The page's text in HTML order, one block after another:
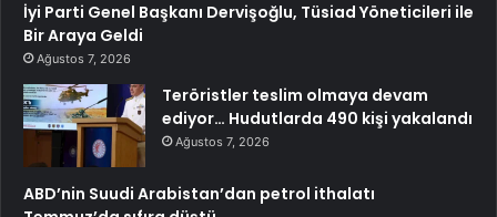
İyi Parti Genel Başkanı Dervişoğlu, Tüsiad Yöneticileri ile
Bir Araya Geldi
Ağustos 7, 2026
Teröristler teslim olmaya devam
ediyor… Hudutlarda 490 kişi yakalandı
Ağustos 7, 2026
ABD’nin Suudi Arabistan’dan petrol ithalatı